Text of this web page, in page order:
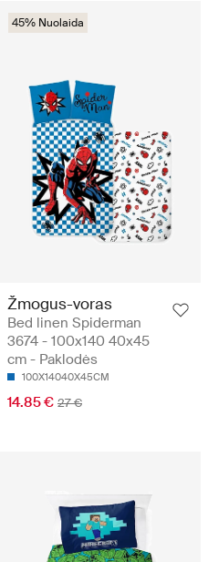
45% Nuolaida
Žmogus-voras
Bed linen Spiderman
3674 - 100x140 40x45
cm - Paklodės
100X14040X45CM
14.85 € 27 €